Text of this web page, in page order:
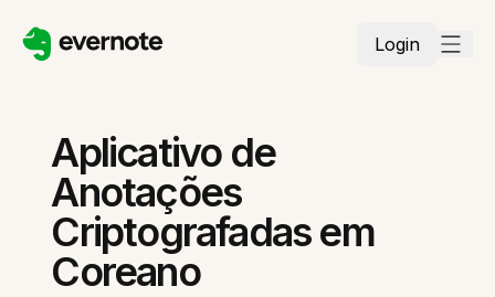
Login
Aplicativo de
Anotações
Criptografadas em
Coreano